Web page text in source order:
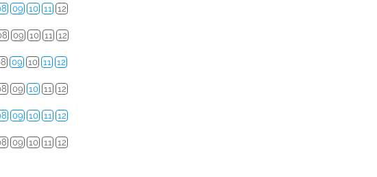
09 10 11 12
09 10 11 12
09 10 11 12
09 10 11 12
09 10 11 12
09 10 11 12